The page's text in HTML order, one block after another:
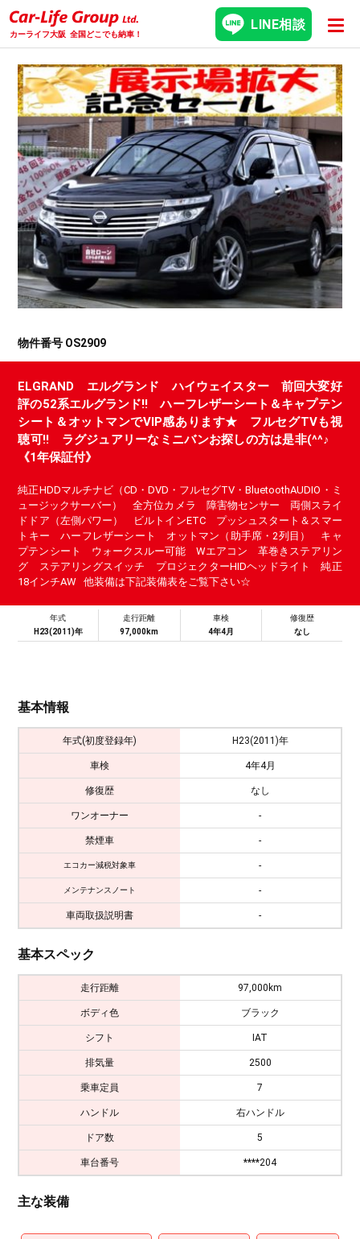
カーライフ大阪 全国どこでも納車！
LINE相談
物件番号 OS2909
ELGRAND エルグランド ハイウェイスター 前回大変好
評の52系エルグランド!! ハーフレザーシート＆キャプテン
シート＆オットマンでVIP感あります★ フルセグTVも視
聴可!! ラグジュアリーなミニバンお探しの方は是非(^^♪
《1年保証付》
純正HDDマルチナビ（CD・DVD・フルセグTV・BluetoothAUDIO・ミ
ュージックサーバー） 全方位カメラ 障害物センサー 両側スライ
ドドア（左側パワー） ビルトインETC プッシュスタート＆スマー
トキー ハーフレザーシート オットマン（助手席・2列目） キャ
プテンシート ウォークスルー可能 Wエアコン 革巻きステアリン
グ ステアリングスイッチ プロジェクターHIDヘッドライト 純正
18インチAW 他装備は下記装備表をご覧下さい☆
年式
H23(2011)年
走行距離
97,000km
車検
4年4月
修復歴
なし
基本情報
年式(初度登録年) H23(2011)年
車検 4年4月
修復歴 なし
ワンオーナー -
禁煙車 -
エコカー減税対象車 -
メンテナンスノート -
車両取扱説明書 -
基本スペック
走行距離 97,000km
ボディ色 ブラック
シフト IAT
排気量 2500
乗車定員 7
ハンドル 右ハンドル
ドア数 5
車台番号 ****204
主な装備